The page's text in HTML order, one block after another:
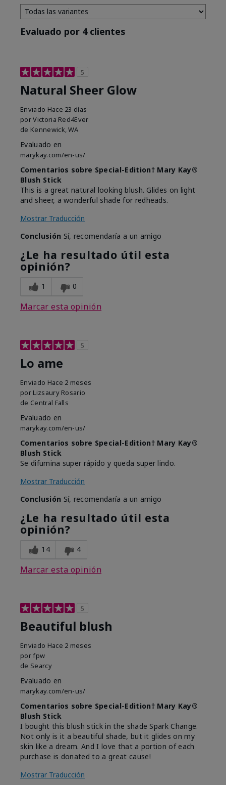
Evaluado por 4 clientes
5
Natural Sheer Glow
Enviado Hace 23 días
porVictoria Red4Ever
de Kennewick, WA
Evaluado en
marykay.com/en-us/
Comentarios sobre Special-Edition† Mary Kay®
Blush Stick
This is a great natural looking blush. Glides on light
and sheer, a wonderful shade for redheads.
Mostrar Traducción
Conclusión Sí, recomendaría a un amigo
¿Le ha resultado útil esta
opinión?
1 0
Marcar esta opinión
5
Lo ame
Enviado Hace 2 meses
por Lizsaury Rosario
de Central Falls
Evaluado en
marykay.com/en-us/
Comentarios sobre Special-Edition† Mary Kay®
Blush Stick
Se difumina super rápido y queda super lindo.
Mostrar Traducción
Conclusión Sí, recomendaría a un amigo
¿Le ha resultado útil esta
opinión?
14 4
Marcar esta opinión
5
Beautiful blush
Enviado Hace 2 meses
porfpw
de Searcy
Evaluado en
marykay.com/en-us/
Comentarios sobre Special-Edition† Mary Kay®
Blush Stick
I bought this blush stick in the shade Spark Change.
Not only is it a beautiful shade, but it glides on my
skin like a dream. And I love that a portion of each
purchase is donated to a great cause!
Mostrar Traducción